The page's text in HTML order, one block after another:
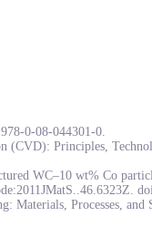
0-08-044301-0.
(CVD): Principles,
WC–10 wt% Co
Processes, and